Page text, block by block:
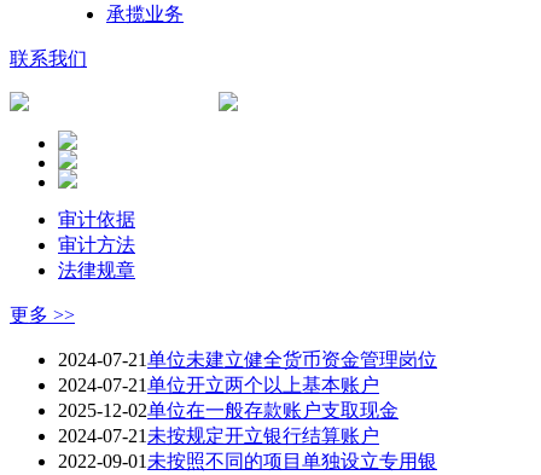
承揽业务
联系我们
审计依据
审计方法
法律规章
更多 >>
2024-07-21单位未建立健全货币资金管理岗位
2024-07-21单位开立两个以上基本账户
2025-12-02单位在一般存款账户支取现金
2024-07-21 未按规定开立银行结算账户
2022-09-01 未按照不同的项目单独设立专用银